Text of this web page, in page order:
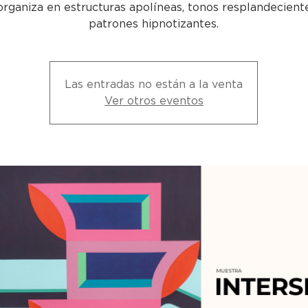
en estructuras apolíneas, tonos
patrones hipnotizantes.
Las entradas no están a la venta
Ver otros eventos